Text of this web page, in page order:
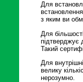
Для
з яким ви
Для
підтверджує
Такий
Для
велику
нерозумно.